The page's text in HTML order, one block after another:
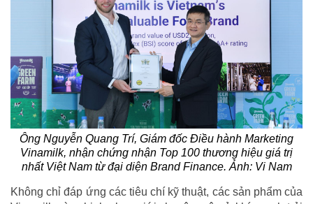
Ông Nguyễn Quang Trí, Giám đốc Điều hành Marketing
Vinamilk, nhận chứng nhận Top 100 thương hiệu giá trị
nhất Việt Nam từ đại diện Brand Finance. Ảnh: Vi Nam
Không chỉ đáp ứng các tiêu chí kỹ thuật, các sản phẩm của